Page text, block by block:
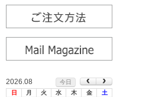
2026.08
今日
日
月 火 水 木 金
土